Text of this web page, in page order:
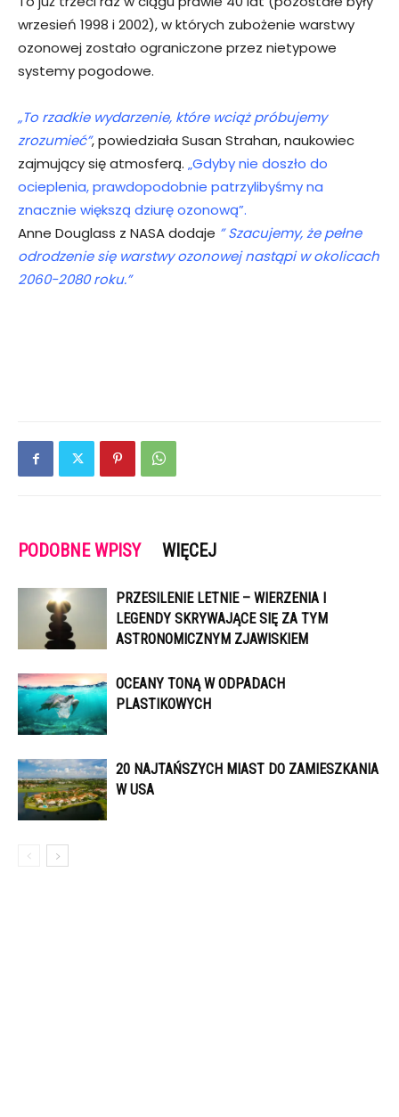
wrzesień 1998 i 2002), w których zubożenie warstwy
ozonowej zostało ograniczone przez nietypowe
systemy pogodowe.
„To rzadkie wydarzenie, które wciąż próbujemy
zrozumieć”, powiedziała Susan Strahan, naukowiec
zajmujący się atmosferą. „Gdyby nie doszło do
ocieplenia, prawdopodobnie patrzylibyśmy na
znacznie większą dziurę ozonową”.
Anne Douglass z NASA dodaje ” Szacujemy, że pełne
odrodzenie się warstwy ozonowej nastąpi w okolicach
2060-2080 roku.”
PODOBNE WPISY WIĘCEJ
PRZESILENIE LETNIE – WIERZENIA I
LEGENDY SKRYWAJĄCE SIĘ ZA TYM
ASTRONOMICZNYM ZJAWISKIEM
OCEANY TONĄ W ODPADACH
PLASTIKOWYCH
20 NAJTAŃSZYCH MIAST DO ZAMIESZKANIA
W USA